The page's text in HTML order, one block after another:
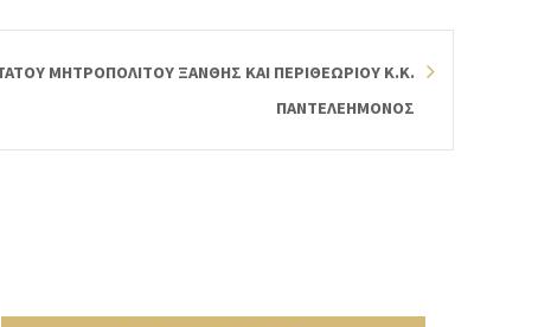
ΜΗΤΡΟΠΟΛΙΤΟΥ ΞΑΝΘΗΣ ΚΑΙ ΠΕΡΙΘΕΩΡΙΟΥ Κ.Κ.
ΠΑΝΤΕΛΕΗΜΟΝΟΣ